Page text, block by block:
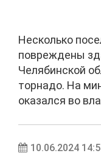
Несколько
повреждены
Челябинской
торнадо. На
оказался во
10.06.2024